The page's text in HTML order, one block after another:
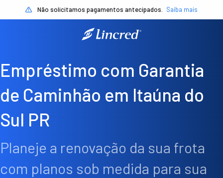
Não solicitamos pagamentos antecipados. Saiba mais
Empréstimo com Garantia
de Caminhão em Itaúna do
Sul PR
Planeje a renovação da sua frota
com planos sob medida para sua